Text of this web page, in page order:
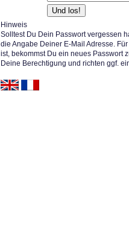
Hinweis
Solltest Du Dein Passwort vergessen
die Angabe Deiner E-Mail Adresse.
ist, bekommst Du ein neues Passwort
Deine Berechtigung und richten ggf.